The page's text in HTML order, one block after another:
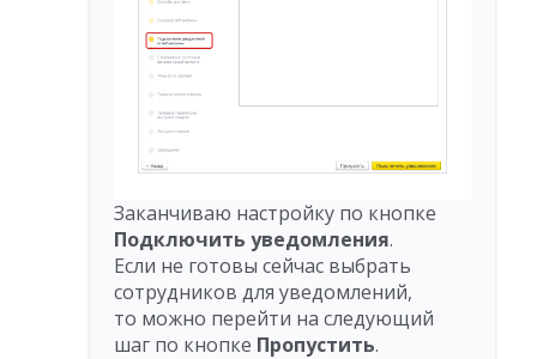
Заканчиваю настройку по кнопке
Подключить уведомления.
Если не готовы сейчас выбрать
сотрудников для уведомлений,
то можно перейти на следующий
шаг по кнопке Пропустить.